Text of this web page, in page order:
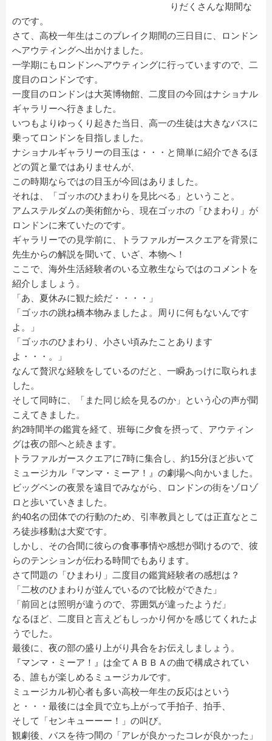
りだくさんな期間な
のです。
さて、高校一年生はこのブレイク期間の三日目に、ロンドン
へアウティングへ出かけました。
一学期にもロンドンへアウティングに行っていますので、二
度目のロンドンです。
一度目のロンドンは大英博物館、二度目の今回はナショナル
ギャラリーへ行きました。
いつもよりゆっくり起きた当日、高一の生徒は大きなバスに
乗ってロンドンを目指しました。
ナショナルギャラリーの目玉は・・・と簡単に紹介できるほ
どの質と量ではありませんが、
この時期ならではの目玉が今回はありました。
それは、「ゴッホのひまわりを見比べる」ということ。
アムステルダムの美術館から、現在ゴッホの「ひまわり」が
ロンドンに来ていたのです。
ギャラリーでの見学前に、トラファルガースクエアを背景に
先生からの解説を聞いて、いざ、本物へ！
ここで、海外生活経験者のいる立教生ならではのコメントを
紹介しましょう。
「あ、夏休みに観た絵だ・・・・」
「ゴッホの跳ね橋本物みましたよ。周りに何もないんです
よ。」
「ゴッホのひまわり、小さい頃みたことあります
よ・・・。」
なんて贅沢な経験をしているのだと、一瞬あっけに取られま
した。
そして同時に、「また同じ絵を見るのか」という心の声が聞
こえてきました。
約2時間半の鑑賞を経て、班毎に夕食を摂って、アウティン
グは夜の部へと続きます。
トラファルガースクエアに7時に集合し、約15分ほど歩いて
ミュージカル『マンマ・ミーア！』の劇場へ向かいました。
ビッグベンの夜景を遠目でみながら、ロンドンの街をゾロゾ
ロと歩いていきました。
約40名の団体での行動のため、引率教員としては正直なとこ
ろ徒歩移動は大変です。
しかし、その合間に彼らの食事事情や感想が聞けるので、彼
らのテンションが伝わる時間でもあります。
さて問題の「ひまわり」二度目の鑑賞経験者の感想は？
「二枚のひまわりが並んでいるので比較ができた」
「前回とは照明が違うので、雰囲気が違ったようだ」
なるほど、二度目と言えどもしっかり何かを感じてくれたよ
うでした。
最後に、夜の部の盛り上がり具合をお伝えしましょう。
『マンマ・ミーア！』は全てＡＢＢＡの曲で構成されてい
る、誰もが楽しめるミュージカルです。
ミュージカル初心者も多い高校一年生の反応はという
と・・・最後には全員で立ち上がって手拍子、拍手、
そして「センキューーー！」の叫び。
観劇後、バスを待つ間の「アレが良かったコレが良かった」